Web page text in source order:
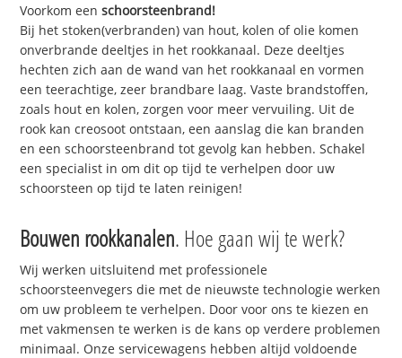
Voorkom eenschoorsteenbrand!
Bij het stoken(verbranden) van hout, kolen of olie komen
onverbrande deeltjes in het rookkanaal. Deze deeltjes
hechten zich aan de wand van het rookkanaal en vormen
een teerachtige, zeer brandbare laag. Vaste brandstoffen,
zoals hout en kolen, zorgen voor meer vervuiling. Uit de
rook kan creosoot ontstaan, een aanslag die kan branden
en een schoorsteenbrand tot gevolg kan hebben. Schakel
een specialist in om dit op tijd te verhelpen door uw
schoorsteen op tijd te laten reinigen!
Bouwen rookkanalen. Hoe gaan wij te werk?
Wij werken uitsluitend met professionele
schoorsteenvegers die met de nieuwste technologie werken
om uw probleem te verhelpen. Door voor ons te kiezen en
met vakmensen te werken is de kans op verdere problemen
minimaal. Onze servicewagens hebben altijd voldoende